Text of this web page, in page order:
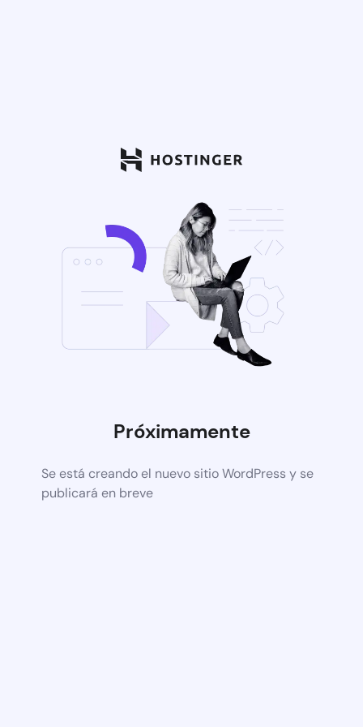
Próximamente
Se está creando el nuevo sitio WordPress y se
publicará en breve